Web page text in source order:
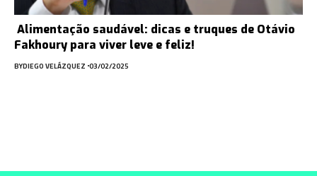
Alimentação saudável: dicas e truques de Otávio
Fakhoury para viver leve e feliz!
BYDIEGO VELÁZQUEZ 03/02/2025